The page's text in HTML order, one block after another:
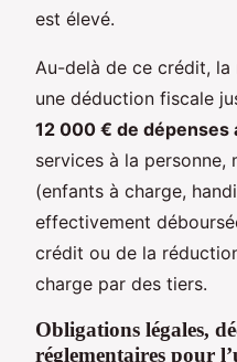
est élevé.
Au-delà de ce crédit,
une déduction fiscale
12 000 € de dépenses
services à la personne,
(enfants à charge,
effectivement
crédit ou de la
charge par des tiers.
Obligations légales,
réglementaires pour